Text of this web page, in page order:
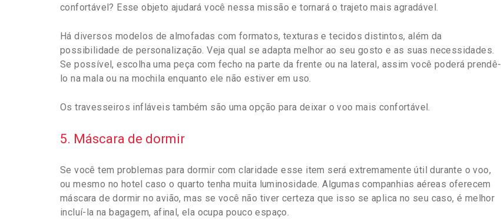
confortável? Esse objeto ajudará você nessa missão e tornará o trajeto mais agradável.
Há diversos modelos de almofadas com formatos, texturas e tecidos distintos, além da
possibilidade de personalização. Veja qual se adapta melhor ao seu gosto e as suas necessidades.
Se possível, escolha uma peça com fecho na parte da frente ou na lateral, assim você poderá prendê-
lo na mala ou na mochila enquanto ele não estiver em uso.
Os travesseiros infláveis também são uma opção para deixar o voo mais confortável.
5. Máscara de dormir
Se você tem problemas para dormir com claridade esse item será extremamente útil durante o voo,
ou mesmo no hotel caso o quarto tenha muita luminosidade. Algumas companhias aéreas oferecem
máscara de dormir no avião, mas se você não tiver certeza que isso se aplica no seu caso, é melhor
incluí-la na bagagem, afinal, ela ocupa pouco espaço.